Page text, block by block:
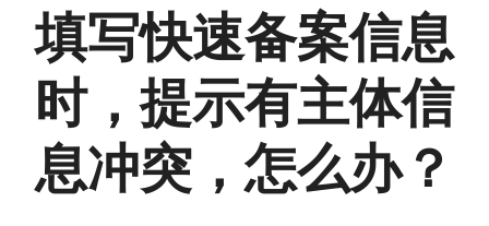
填写快速备案信息
时，提示有主体信
息冲突，怎么办？